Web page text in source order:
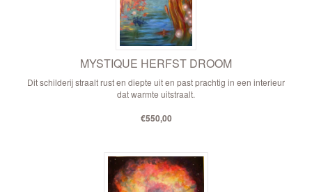
MYSTIQUE HERFST DROOM
Dit schilderij straalt rust en diepte uit en past prachtig in een interieur
dat warmte uitstraalt.
€550,00